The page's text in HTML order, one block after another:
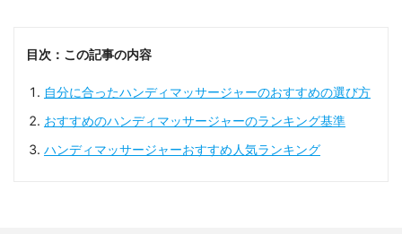
目次：この記事の内容
自分に合ったハンディマッサージャーのおすすめの選び方
おすすめのハンディマッサージャーのランキング基準
ハンディマッサージャーおすすめ人気ランキング